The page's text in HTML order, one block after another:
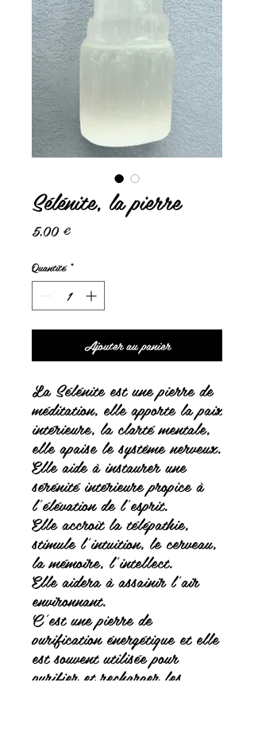
Sélénite, la pierre
5,00 €Prix
Quantité *
Ajouter au panier
La Sélénite est une pierre de
méditation, elle apporte la paix
intérieure, la clarté mentale,
elle apaise le système nerveux.
Elle aide à instaurer une
sérénité intérieure propice à
l'élévation de l'esprit.
Elle accroît la télépathie,
stimule l'intuition, le cerveau,
la mémoire, l'intellect.
Elle aidera à assainir l'air
environnant.
C'est une pierre de
purification énergétique et elle
est souvent utilisée pour
purifier et recharger les